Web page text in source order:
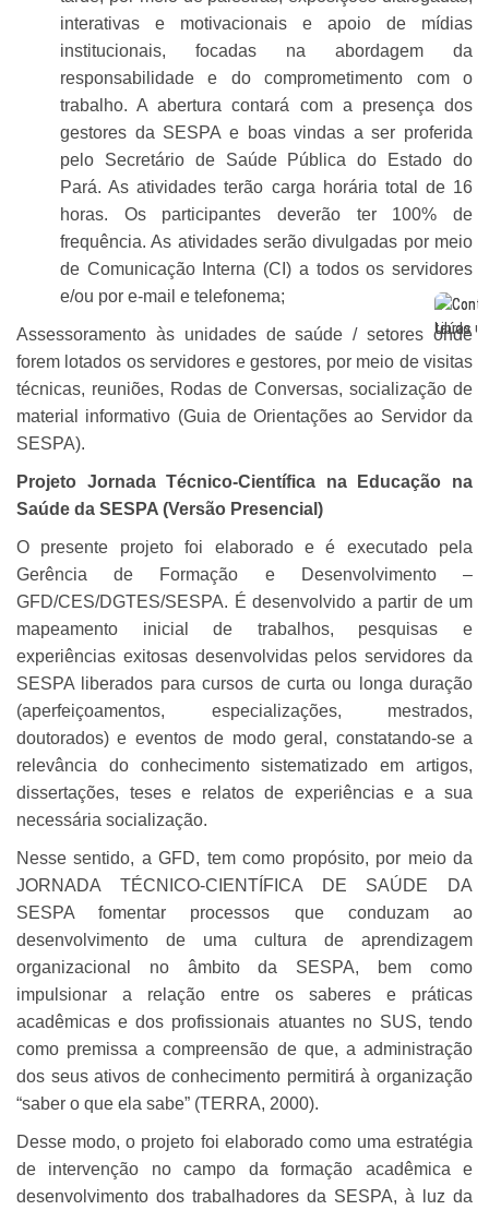
interativas e motivacionais e apoio de mídias
institucionais, focadas na abordagem da
responsabilidade e do comprometimento com o
trabalho. A abertura contará com a presença dos
gestores da SESPA e boas vindas a ser proferida
pelo Secretário de Saúde Pública do Estado do
Pará. As atividades terão carga horária total de 16
horas. Os participantes deverão ter 100% de
frequência. As atividades serão divulgadas por meio
de Comunicação Interna (CI) a todos os servidores
e/ou por e-mail e telefonema;
Assessoramento às unidades de saúde / setores onde
forem lotados os servidores e gestores, por meio de visitas
técnicas, reuniões, Rodas de Conversas, socialização de
material informativo (Guia de Orientações ao Servidor da
SESPA).
Projeto Jornada Técnico-Científica na Educação na
Saúde da SESPA (Versão Presencial)
O presente projeto foi elaborado e é executado pela
Gerência de Formação e Desenvolvimento –
GFD/CES/DGTES/SESPA. É desenvolvido a partir de um
mapeamento inicial de trabalhos, pesquisas e
experiências exitosas desenvolvidas pelos servidores da
SESPA liberados para cursos de curta ou longa duração
(aperfeiçoamentos, especializações, mestrados,
doutorados) e eventos de modo geral, constatando-se a
relevância do conhecimento sistematizado em artigos,
dissertações, teses e relatos de experiências e a sua
necessária socialização.
Nesse sentido, a GFD, tem como propósito, por meio da
JORNADA TÉCNICO-CIENTÍFICA DE SAÚDE DA
SESPA fomentar processos que conduzam ao
desenvolvimento de uma cultura de aprendizagem
organizacional no âmbito da SESPA, bem como
impulsionar a relação entre os saberes e práticas
acadêmicas e dos profissionais atuantes no SUS, tendo
como premissa a compreensão de que, a administração
dos seus ativos de conhecimento permitirá à organização
“saber o que ela sabe” (TERRA, 2000).
Desse modo, o projeto foi elaborado como uma estratégia
de intervenção no campo da formação acadêmica e
desenvolvimento dos trabalhadores da SESPA, à luz da